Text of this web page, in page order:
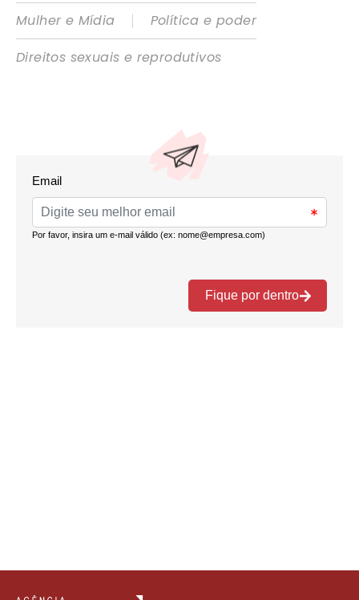
Mulher e Mídia
|
Política e poder
Direitos sexuais e reprodutivos